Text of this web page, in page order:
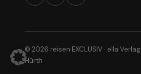
© 2026 reisen EXCLUSIV · ella
Hürth